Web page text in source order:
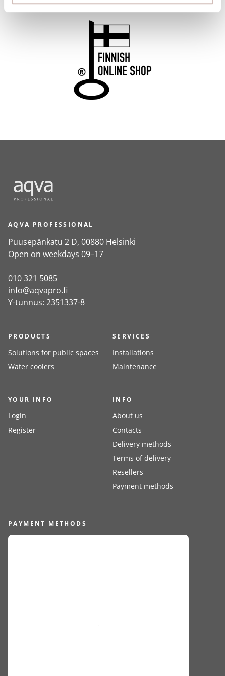
AQVA PROFESSIONAL
Puusepänkatu 2 D, 00880 Helsinki
Open on weekdays 09–17
010 321 5085
info@aqvapro.fi
Y-tunnus: 2351337-8
PRODUCTS
Solutions for public spaces
Water coolers
SERVICES
Installations
Maintenance
YOUR INFO
Login
Register
INFO
About us
Contacts
Delivery methods
Terms of delivery
Resellers
Payment methods
PAYMENT METHODS